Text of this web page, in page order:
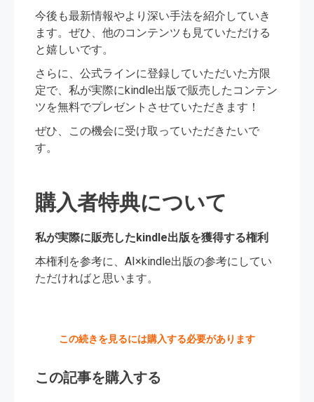
今後も最新情報やより深い手法を紹介していき
ます。ぜひ、他のコンテンツも見ていただける
と嬉しいです。
さらに、公式ラインに登録していただいた方限
定で、私が実際にkindle出版で販売したコンテン
ツを無料でプレゼントさせていただきます！
ぜひ、この機会に受け取っていただきたいで
す。
購入者特典について
私が実際に販売したkindle出版を獲得する権利
本権利を参考に、AI×kindle出版の参考にしてい
ただければと思います。
この続きを見るには購入する必要があります
この記事を購入する